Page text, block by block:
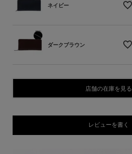
ネイビー
ダークブラウン
店舗の在庫を見る
レビューを書く